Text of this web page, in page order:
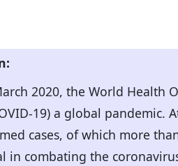
2020, the World Health
19) a global
cases, of which more
in combating the